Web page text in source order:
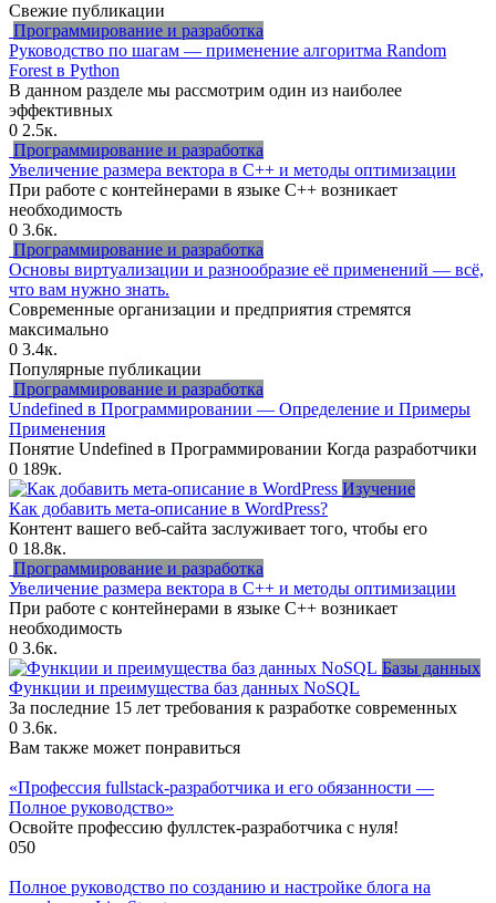
Свежие публикации
Программирование и разработка
Руководство по шагам — применение алгоритма Random
Forest в Python
В данном разделе мы рассмотрим один из наиболее
эффективных
0 2.5к.
Программирование и разработка
Увеличение размера вектора в C++ и методы оптимизации
При работе с контейнерами в языке C++ возникает
необходимость
0 3.6к.
Программирование и разработка
Основы виртуализации и разнообразие её применений — всё,
что вам нужно знать.
Современные организации и предприятия стремятся
максимально
0 3.4к.
Популярные публикации
Программирование и разработка
Undefined в Программировании — Определение и Примеры
Применения
Понятие Undefined в Программировании Когда разработчики
0 189к.
Изучение
Как добавить мета-описание в WordPress?
Контент вашего веб-сайта заслуживает того, чтобы его
0 18.8к.
Программирование и разработка
Увеличение размера вектора в C++ и методы оптимизации
При работе с контейнерами в языке C++ возникает
необходимость
0 3.6к.
Базы данных
Функции и преимущества баз данных NoSQL
За последние 15 лет требования к разработке современных
0 3.6к.
Вам также может понравиться
«Профессия fullstack-разработчика и его обязанности —
Полное руководство»
Освойте профессию фуллстек-разработчика с нуля!
050
Полное руководство по созданию и настройке блога на